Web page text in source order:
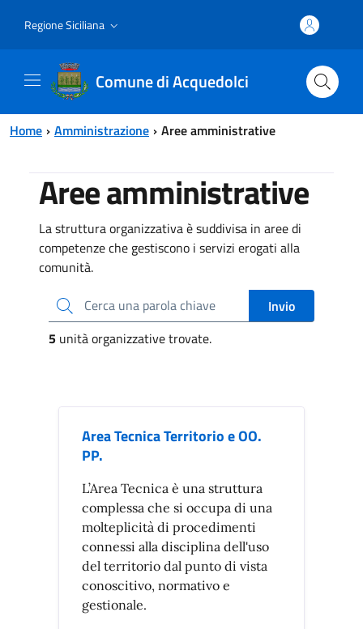
Regione Siciliana
Comune di Acquedolci
Home Amministrazione Aree amministrative
Aree amministrative
La struttura organizzativa è suddivisa in aree di
competenze che gestiscono i servizi erogati alla
comunità.
Cerca una parola chiave
Invio
5 unità organizzative trovate.
Area Tecnica Territorio e OO.
PP.
L’Area Tecnica è una struttura
complessa che si occupa di una
molteplicità di procedimenti
connessi alla disciplina dell'uso
del territorio dal punto di vista
conoscitivo, normativo e
gestionale.